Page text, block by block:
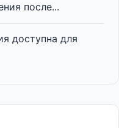
после...
доступна для